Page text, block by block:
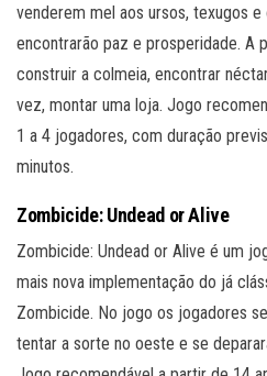
venderem mel aos ursos, texugos
encontrarão paz e prosperidade. A
construir a colmeia, encontrar
vez, montar uma loja. Jogo
1 a 4 jogadores, com duração
minutos.
Zombicide: Undead or Alive
Zombicide: Undead or Alive é um
mais nova implementação do já
Zombicide. No jogo os jogadores
tentar a sorte no oeste e se